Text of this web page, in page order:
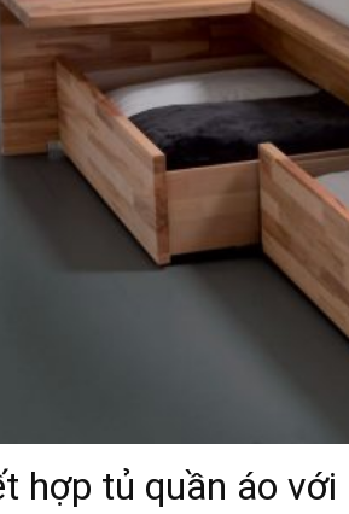
hợp tủ quần áo